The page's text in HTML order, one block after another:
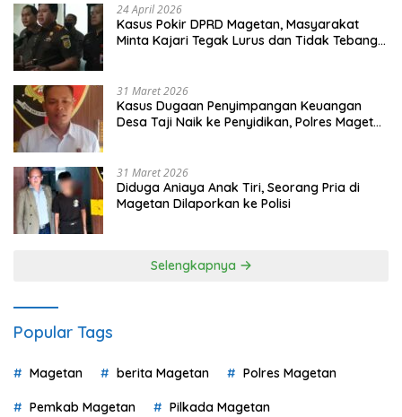
24 April 2026
Kasus Pokir DPRD Magetan, Masyarakat
Minta Kajari Tegak Lurus dan Tidak Tebang
31 Maret 2026
Kasus Dugaan Penyimpangan Keuangan
Desa Taji Naik ke Penyidikan, Polres Magetan
31 Maret 2026
Diduga Aniaya Anak Tiri, Seorang Pria di
Magetan Dilaporkan ke Polisi
Selengkapnya
Popular Tags
Magetan berita Magetan Polres Magetan
Pemkab Magetan Pilkada Magetan